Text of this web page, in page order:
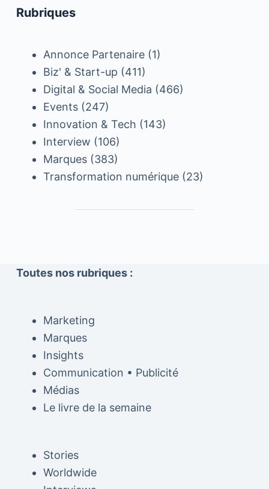
Rubriques
Annonce Partenaire(1)
Biz' & Start-up (411)
Digital & Social Media (466)
Events(247)
Innovation & Tech (143)
Interview (106)
Marques(383)
Transformation numérique(23)
Toutes nos rubriques :
Marketing
Marques
Insights
Communication • Publicité
Médias
Le livre de la semaine
Stories
Worldwide